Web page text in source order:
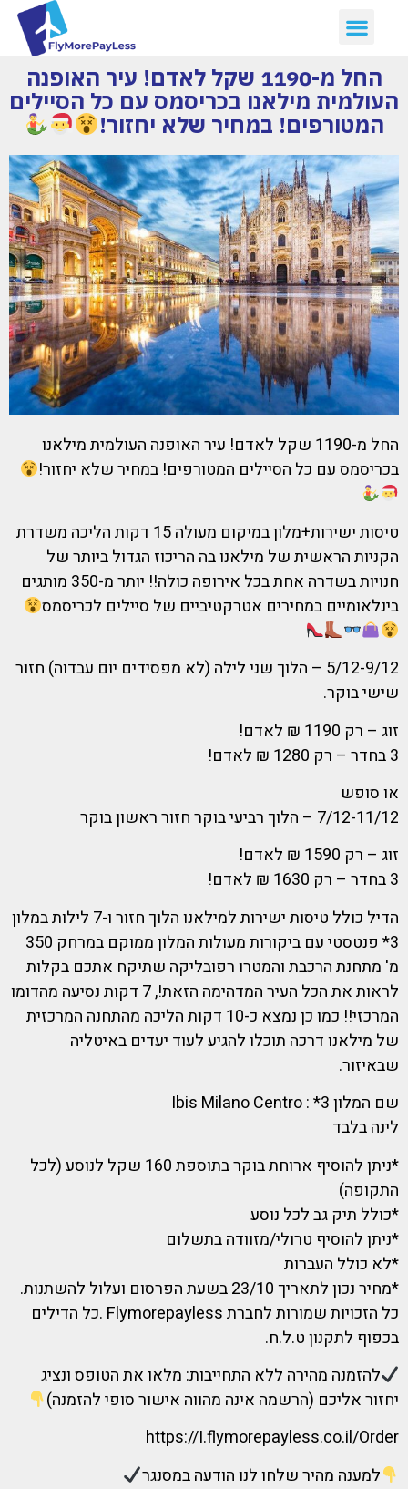
החל מ-1190 שקל לאדם! עיר האופנה
העולמית מילאנו בכריסמס עם כל הסיילים
המטורפים! במחיר שלא יחזור!
החל מ-1190 שקל לאדם! עיר האופנה העולמית מילאנו
בכריסמס עם כל הסיילים המטורפים! במחיר שלא יחזור!
טיסות ישירות+מלון במיקום מעולה 15 דקות הליכה משדרת
הקניות הראשית של מילאנו בה הריכוז הגדול ביותר של
חנויות בשדרה אחת בכל אירופה כולה!! יותר מ-350 מותגים
בינלאומיים במחירים אטרקטיביים של סיילים לכריסמס
5/12-9/12 – הלוך שני לילה (לא מפסידים יום עבדוה) חזור
שישי בוקר.
זוג – רק 1190 ₪ לאדם!
3 בחדר – רק 1280 ₪ לאדם!
או סופש
7/12-11/12 – הלוך רביעי בוקר חזור ראשון בוקר
זוג – רק 1590 ₪ לאדם!
3 בחדר – רק 1630 ₪ לאדם!
הדיל כולל טיסות ישירות למילאנו הלוך חזור ו-7 לילות במלון
3* פנטסטי עם ביקורות מעולות המלון ממוקם במרחק 350
מ' מתחנת הרכבת והמטרו רפובליקה שתיקח אתכם בקלות
לראות את הכל העיר המדהימה הזאת!, 7 דקות נסיעה מהדומו
המרכזי!! כמו כן נמצא כ-10 דקות הליכה מהתחנה המרכזית
של מילאנו דרכה תוכלו להגיע לעוד יעדים באיטליה
שבאיזור.
שם המלון 3* : Ibis Milano Centro
לינה בלבד
*ניתן להוסיף ארוחת בוקר בתוספת 160 שקל לנוסע (לכל
התקופה)
*כולל תיק גב לכל נוסע
*ניתן להוסיף טרולי/מזוודה בתשלום
*לא כולל העברות
*מחיר נכון לתאריך 23/10 בשעת הפרסום ועלול להשתנות.
כל הזכויות שמורות לחברת Flymorepayless .כל הדילים
בכפוף לתקנון ט.ל.ח.
להזמנה מהירה ללא התחייבות: מלאו את הטופס ונציג
יחזור אליכם (הרשמה אינה מהווה אישור סופי להזמנה)
https://I.flymorepayless.co.il/Order
למענה מהיר שלחו לנו הודעה במסנגר